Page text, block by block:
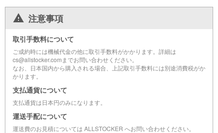
注意事項
取引手数料について
ご成約時には機械代金の他に取引手数料がかかります。詳細は
cs@allstocker.comまでお問い合わせください。
なお、日本国内から購入される場合、上記取引手数料には別途消費税がか
かります。
支払通貨について
支払通貨は日本円のみになります。
運送手配について
運送費のお見積については ALLSTOCKER へお問い合わせください。